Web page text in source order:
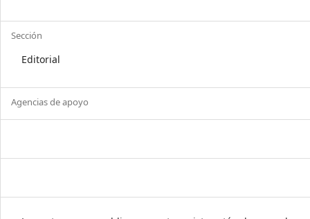
Sección
Editorial
Agencias de apoyo